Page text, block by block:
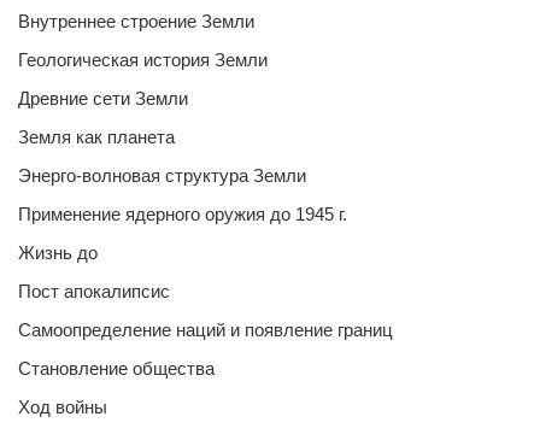
Внутреннее строение Земли
Геологическая история Земли
Древние сети Земли
Земля как планета
Энерго-волновая структура Земли
Применение ядерного оружия до 1945 г.
Жизнь до
Пост апокалипсис
Самоопределение наций и появление границ
Становление общества
Ход войны